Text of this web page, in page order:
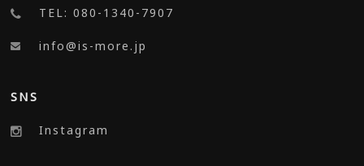
TEL: 080-1340-7907
info@is-more.jp
SNS
Instagram